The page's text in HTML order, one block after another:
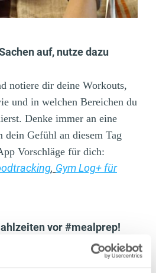
auf, nutze dazu
notiere dir deine Workouts,
und in welchen Bereichen du
Denke immer an eine
dein Gefühl an diesem Tag
Vorschläge für dich:
, Gym Log+ für
vor #mealprep!
der Woche circa 1 Stunde
zusammen und koche es vor.